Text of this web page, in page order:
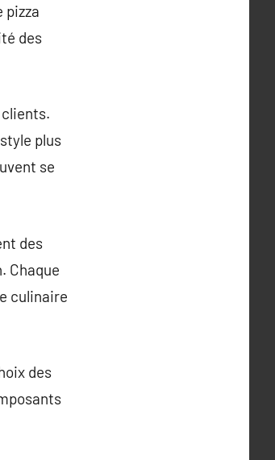
pizza
des
plus
se
des
Chaque
culinaire
des